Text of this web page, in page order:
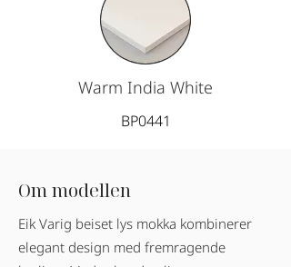
Warm India White
BP0441
Om modellen
Eik Varig beiset lys mokka kombinerer
elegant design med fremragende